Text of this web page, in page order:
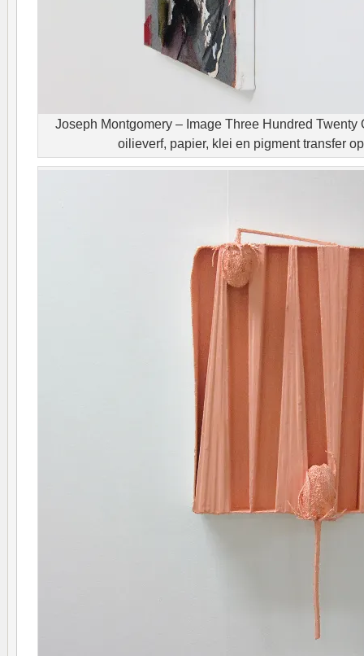
Joseph Montgomery – Image Three Hundred Twenty
oilieverf, papier, klei en pigment transfer